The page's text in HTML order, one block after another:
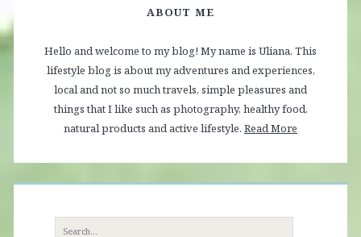
ABOUT ME
Hello and welcome to my blog! My name is Uliana. This
lifestyle blog is about my adventures and experiences,
local and not so much travels, simple pleasures and
things that I like such as photography, healthy food,
natural products and active lifestyle. Read More
Search